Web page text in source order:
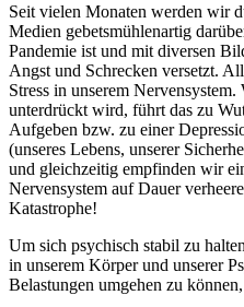
Seit vielen Monaten werden wir
Medien gebetsmühlenartig
Pandemie ist und mit diversen
Angst und Schrecken versetzt.
Stress in unserem
unterdrückt wird, führt das zu
Aufgeben bzw. zu einer
(unseres Lebens, unserer
und gleichzeitig empfinden wir
Nervensystem auf Dauer
Katastrophe!
Um sich psychisch stabil zu
in unserem Körper und unserer
Belastungen umgehen zu